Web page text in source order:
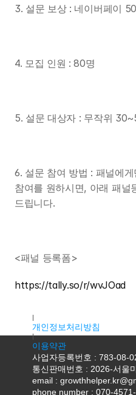
3. 설문 보상 : 네이버페이
4. 모집 인원 : 80명
5. 설문 대상자 : 무작위
6. 설문 참여 방법 : 패널에
참여를 원하시면, 아래 패널
드립니다.
<패널 등록폼>
https://tally.so/r/wvJOad
개인정보처리방침
이용약관
사업자등록번호 : 783-08-
통신판매번호 : 2026-서울
email :
phone number : 070-